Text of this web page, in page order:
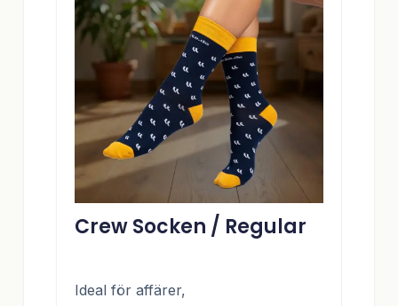
Crew Socken / Regular
Ideal för affärer,